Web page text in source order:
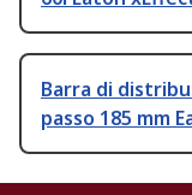
Barra di
passo 185 mm